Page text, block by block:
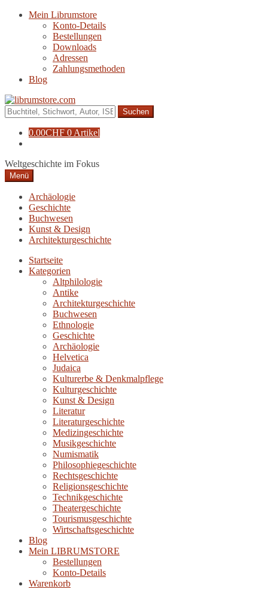
Navigation
Zum
Mein Librumstore
Konto-Details
Bestellungen
Downloads
Adressen
Zahlungsmethoden
Blog
Suche
nach:
0.00CHF 0 Artikel
Weltgeschichte im Fokus
Menü
Archäologie
Geschichte
Buchwesen
Kunst & Design
Architekturgeschichte
Startseite
Kategorien
Altphilologie
Antike
Architekturgeschichte
Buchwesen
Ethnologie
Geschichte
Archäologie
Helvetica
Judaica
Kulturerbe & Denkmalpflege
Kulturgeschichte
Kunst & Design
Literatur
Literaturgeschichte
Medizingeschichte
Musikgeschichte
Numismatik
Philosophiegeschichte
Rechtsgeschichte
Religionsgeschichte
Technikgeschichte
Theatergeschichte
Tourismusgeschichte
Wirtschaftsgeschichte
Blog
Mein LIBRUMSTORE
Bestellungen
Konto-Details
Warenkorb